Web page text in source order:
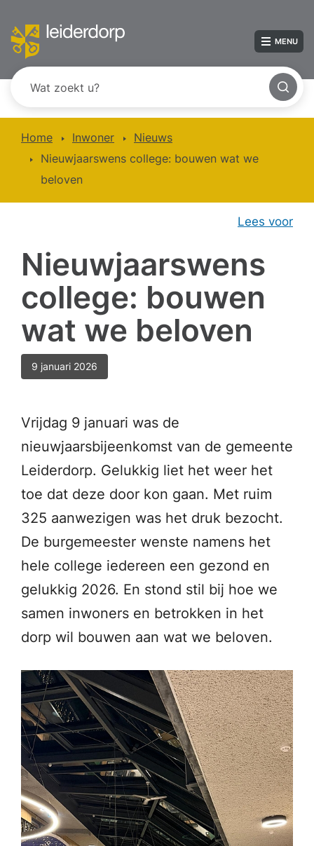
MENU
Home Inwoner
Nieuws
Nieuwjaarswens college: bouwen wat we
beloven
Lees voor
Nieuwjaarswens
college: bouwen
wat we beloven
9 januari 2026
Vrijdag 9 januari was de
nieuwjaarsbijeenkomst van de gemeente
Leiderdorp. Gelukkig liet het weer het
toe dat deze door kon gaan. Met ruim
325 aanwezigen was het druk bezocht.
De burgemeester wenste namens het
hele college iedereen een gezond en
gelukkig 2026. En stond stil bij hoe we
samen inwoners en betrokken in het
dorp wil bouwen aan wat we beloven.